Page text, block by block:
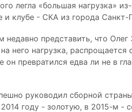
легла «большая нагрузка»
и клубе - СКА из города Санкт-
представить, что Олег
него нагрузка,
он превратился едва ли не в
руководил сборной
году - золотую, в 2015-м -